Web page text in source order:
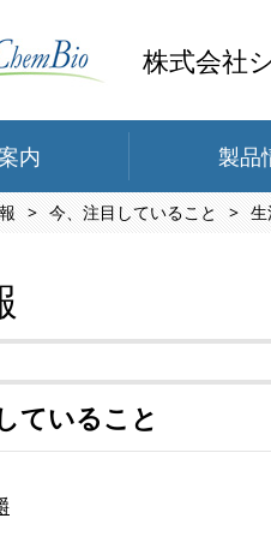
株式会社
内 製品
今、注目していること
ていること